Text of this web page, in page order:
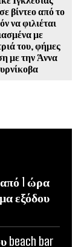
βίντεο από το
να φιλιέται
με
του, φήμες
με την Άννα
1 ώρα
εξόδου
beach bar